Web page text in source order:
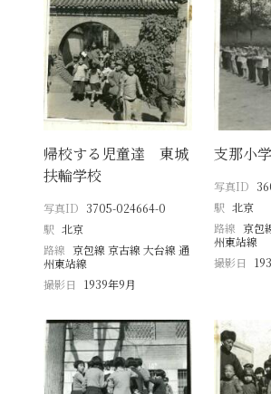
帰校する児童達 東城
扶輪学校
写真ID 3705-024664-0
駅 北京
路線 京包線 京古線 大台線 通
州東站線
撮影日
1939年9月
支那小
写真ID
駅 北京
路線 京包
州東站線
撮影日